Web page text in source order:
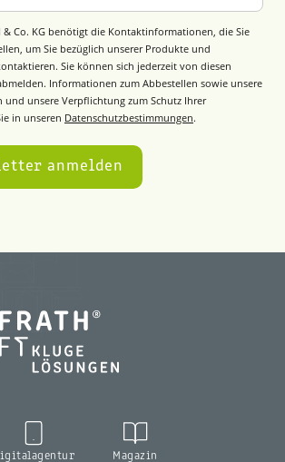
& Co. KG benötigt die Kontaktinformationen, die Sie
um Sie bezüglich unserer Produkte und
Sie können sich jederzeit von diesen
Informationen zum Abbestellen sowie unsere
und unsere Verpflichtung zum Schutz Ihrer
in unseren Datenschutzbestimmungen.
Magazin